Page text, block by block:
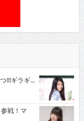
!!!ギラギ...
戦！マ